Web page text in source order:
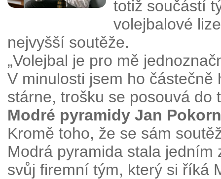
totiž součástí
volejbalové
nejvyšší soutěže.
„Volejbal je pro mě
V minulosti jsem ho
stárne, trošku se posouvá
Modré pyramidy Jan
Kromě toho, že se sám
Modrá pyramida stala jedním
svůj firemní tým, který si říká